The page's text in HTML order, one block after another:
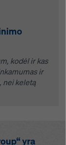
kodėl ir kas
ir
nei keletą
yra